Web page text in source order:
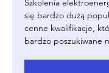
Szkolenia
się bardzo dużą
cenne kwalifikacje,
bardzo poszukiwane